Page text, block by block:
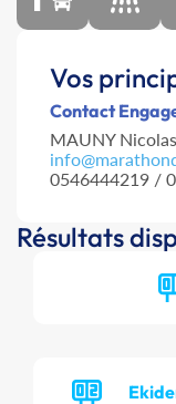
Vos
Contact
MAUNY Nicolas
0546444219 /
Résultats